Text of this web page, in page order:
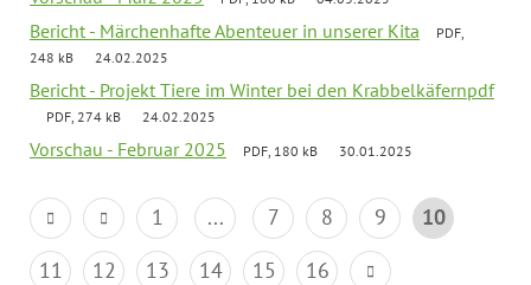
Bericht - Märchenhafte Abenteuer in unserer Kita
PDF,
248 kB
24.02.2025
Bericht - Projekt Tiere im Winter bei den Krabbelkäfernpdf
PDF, 274 kB 24.02.2025
Vorschau - Februar 2025 PDF, 180 kB 30.01.2025
1 ... 7 8 9
10
11
12 13 14 15 16